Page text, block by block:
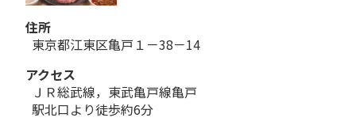
住所
東京都江東区亀戸１－38－14
アクセス
ＪＲ総武線，東武亀戸線亀戸
駅北口より徒歩約6分